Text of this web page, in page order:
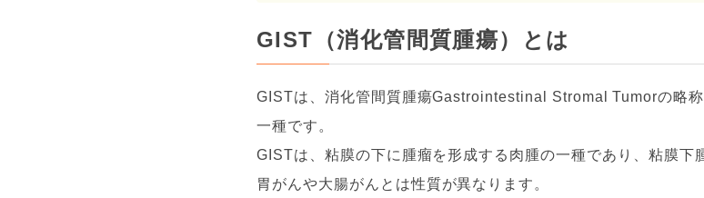
GIST（消化管間質腫瘍）とは
GISTは、消化管間質腫瘍Gastrointestinal Stromal Tumorの略
一種です。
GISTは、粘膜の下に腫瘤を形成する肉腫の一種であり、粘膜下
胃がんや大腸がんとは性質が異なります。